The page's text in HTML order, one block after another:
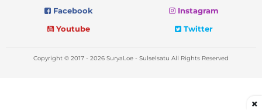
Facebook
Instagram
Youtube
Twitter
Copyright © 2017 - 2026 SuryaLoe - Sulselsatu All Rights Reserved
×